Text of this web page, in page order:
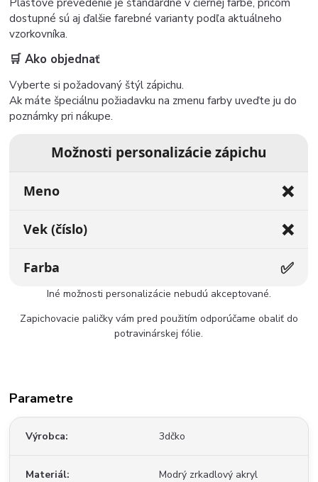
dostupné sú aj ďalšie farebné varianty podľa aktuálneho
vzorkovníka.
🛒 Ako objednať
Vyberte si požadovaný štýl zápichu.
Ak máte špeciálnu požiadavku na zmenu farby uveďte ju do
poznámky pri nákupe.
Možnosti personalizácie zápichu
Meno ❌
Vek (číslo) ❌
Farba ✅
Iné možnosti personalizácie nebudú akceptované.
Zapichovacie paličky vám pred použitím odporúčame obaliť do
potravinárskej fólie.
Parametre
Výrobca 3dčko
Materiál Modrý zrkadlový akryl